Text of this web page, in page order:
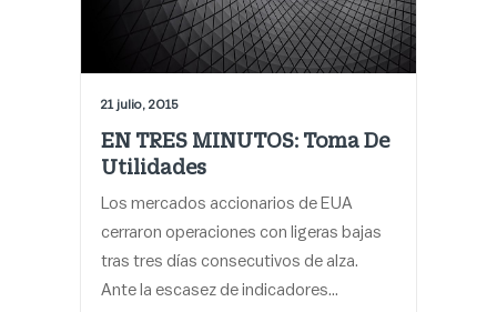
21 julio, 2015
EN TRES MINUTOS: Toma De
Utilidades
Los mercados accionarios de EUA
cerraron operaciones con ligeras bajas
tras tres días consecutivos de alza.
Ante la escasez de indicadores…